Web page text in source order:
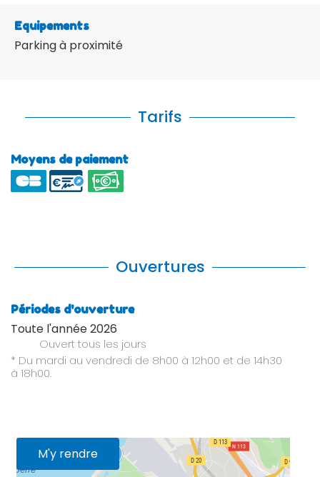
Equipements
Parking à proximité
Tarifs
Moyens de paiement
Ouvertures
Périodes d'ouverture
Toute l'année 2026
Ouvert tous les jours
* Du mardi au vendredi de 8h00 à 12h00 et de 14h30
à 18h00.
M'y rendre